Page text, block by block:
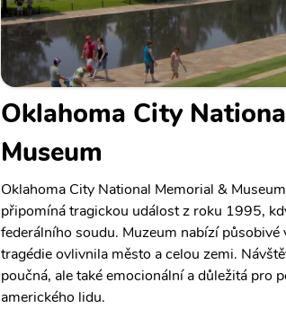
Oklahoma City
Museum
Oklahoma City National Memorial &
připomíná tragickou událost z roku 1995,
federálního soudu. Muzeum nabízí působivé
tragédie ovlivnila město a celou zemi.
poučná, ale také emocionální a důležitá pro
amerického lidu.